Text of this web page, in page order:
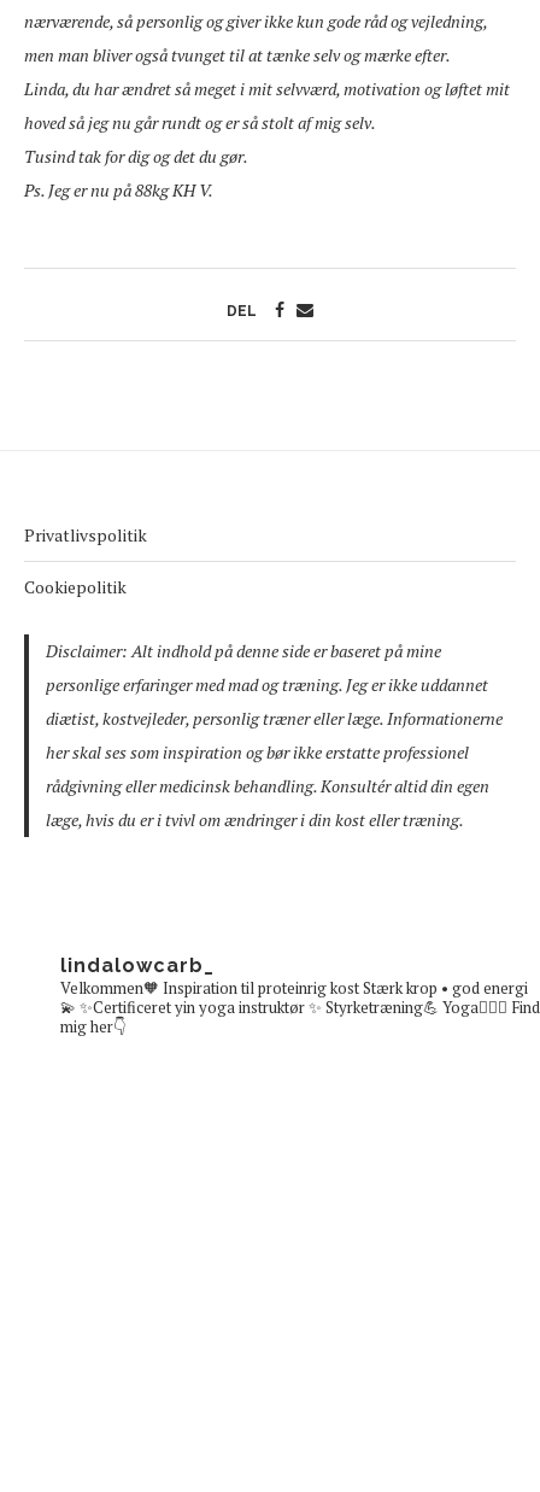
nærværende, så personlig og giver ikke kun gode råd og vejledning,
men man bliver også tvunget til at tænke selv og mærke efter.
Linda, du har ændret så meget i mit selvværd, motivation og løftet mit
hoved så jeg nu går rundt og er så stolt af mig selv.
Tusind tak for dig og det du gør.
Ps. Jeg er nu på 88kgKH V.
DEL
Privatlivspolitik
Cookiepolitik
Disclaimer: Alt indhold på denne side er baseret på mine
personlige erfaringer med mad og træning. Jeg er ikke uddannet
diætist, kostvejleder, personlig træner eller læge. Informationerne
her skal ses som inspiration og bør ikke erstatte professionel
rådgivning eller medicinsk behandling. Konsultér altid din egen
læge, hvis du er i tvivl om ændringer i din kost eller træning.
lindalowcarb_
Velkommen🧡 Inspiration til proteinrig kostStærk krop • god energi
💫 ✨Certificeret yin yoga instruktør ✨ Styrketræning💪 Yoga🧘🏼‍♀️ Find
mig her👇